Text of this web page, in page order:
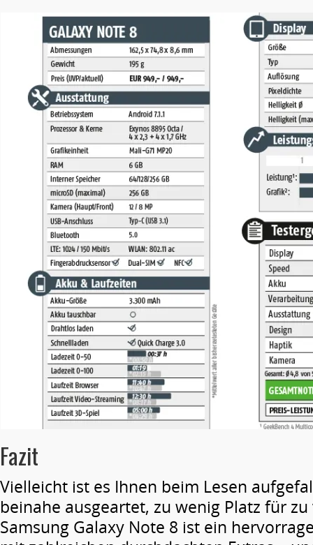
Fazit
Vielleicht ist es Ihnen beim Lesen
beinahe ausgeartet, zu wenig Platz für
Samsung Galaxy Note 8 ist ein